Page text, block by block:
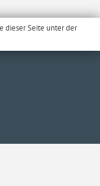
dieser Seite unter der